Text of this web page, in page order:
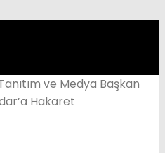
ve Medya Başkan
Hakaret